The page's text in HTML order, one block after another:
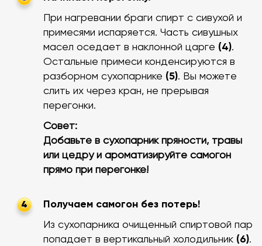
При нагревании браги спирт с сивухой и
примесями испаряется. Часть сивушных
масел оседает в наклонной царге (4).
Остальные примеси конденсируются в
разборном сухопарнике (5). Вы можете
слить их через кран, не прерывая
перегонки.
Совет:
Добавьте в сухопарник пряности, травы
или цедру и ароматизируйте самогон
прямо при перегонке!
4
Получаем самогон без потерь!
Из сухопарника очищенный спиртовой пар
попадает в вертикальный холодильник (6).